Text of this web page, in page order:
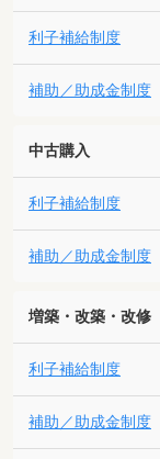
利子補給制度
補助／助成金制度
中古購入
利子補給制度
補助／助成金制度
増築・改築・改修
利子補給制度
補助／助成金制度